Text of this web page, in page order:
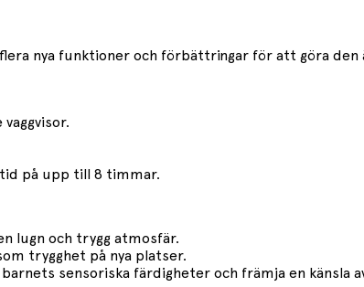
nya funktioner och förbättringar för att göra den
på upp till 8 timmar.
lugn och trygg atmosfär.
trygghet på nya platser.
sensoriska färdigheter och främja en känsla